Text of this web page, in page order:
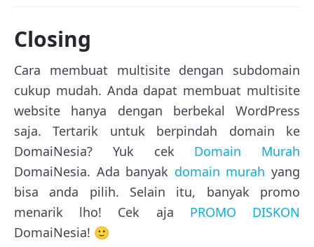
Closing
Cara membuat multisite dengan subdomain
cukup mudah. Anda dapat membuat multisite
website hanya dengan berbekal WordPress
saja. Tertarik untuk berpindah domain ke
DomaiNesia? Yuk cek Domain Murah
DomaiNesia. Ada banyak domain murah yang
bisa anda pilih. Selain itu, banyak promo
menarik lho! Cek aja PROMO DISKON
DomaiNesia! 🙂